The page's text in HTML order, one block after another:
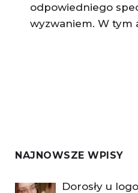
odpowiedniego
wyzwaniem. W tym
NAJNOWSZE WPISY
Dorosły u